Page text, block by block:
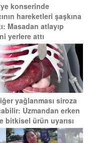
konserinde
hareketleri şaşkına
Masadan atlayıp
yerlere attı
yağlanması siroza
Uzmandan erken
bitkisel ürün uyarısı